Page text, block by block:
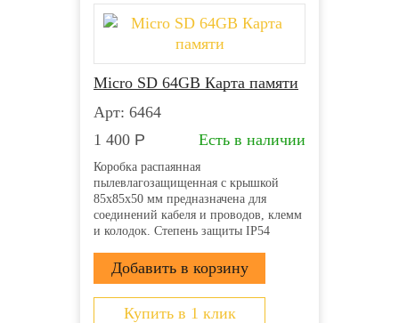
Micro SD 64GB Карта памяти
Арт: 6464
1 400 Р Есть в наличии
Коробка распаянная
пылевлагозащищенная с крышкой
85х85х50 мм предназначена для
соединений кабеля и проводов, клемм
и колодок. Степень защиты IP54
от ударов, пыли и влаги. Она
производится из прочного пластика
полипропилена и применяется для
открытой проводки....
Купить в 1 клик